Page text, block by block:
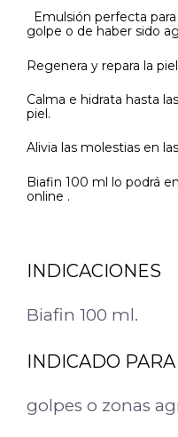
Emulsión perfecta
golpe o de haber sido
Regenera y repara la
Calma e hidrata hasta
piel.
Alivia las molestias en
Biafin 100 ml lo podrá
online .
INDICACIONES
Biafin 100 ml.
INDICADO PARA
golpes o zonas